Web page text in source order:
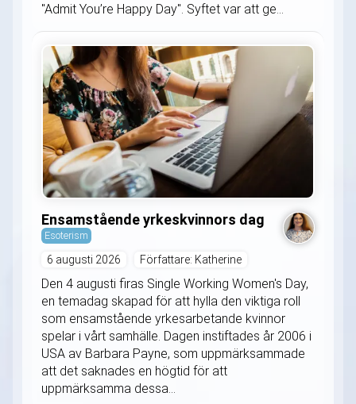
"Admit You’re Happy Day". Syftet var att ge...
Ensamstående yrkeskvinnors dag
Esoterism
6 augusti 2026 Författare: Katherine
Den 4 augusti firas Single Working Women's Day,
en temadag skapad för att hylla den viktiga roll
som ensamstående yrkesarbetande kvinnor
spelar i vårt samhälle. Dagen instiftades år 2006 i
USA av Barbara Payne, som uppmärksammade
att det saknades en högtid för att
uppmärksamma dessa...